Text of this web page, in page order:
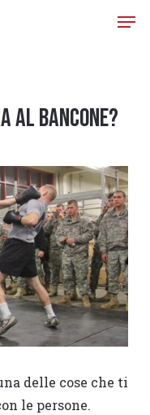
AL BANCONE?
delle cose che ti
le persone.